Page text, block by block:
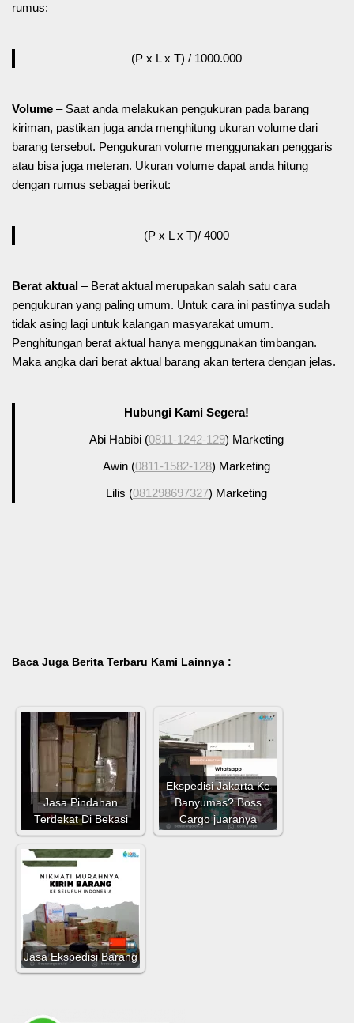
rumus:
(P x L x T) / 1000.000
Volume – Saat anda melakukan pengukuran pada barang
kiriman, pastikan juga anda menghitung ukuran volume dari
barang tersebut. Pengukuran volume menggunakan penggaris
atau bisa juga meteran. Ukuran volume dapat anda hitung
dengan rumus sebagai berikut:
(P x L x T)/ 4000
Berat aktual – Berat aktual merupakan salah satu cara
pengukuran yang paling umum. Untuk cara ini pastinya sudah
tidak asing lagi untuk kalangan masyarakat umum.
Penghitungan berat aktual hanya menggunakan timbangan.
Maka angka dari berat aktual barang akan tertera dengan jelas.
Hubungi Kami Segera!
Abi Habibi (0811-1242-129) Marketing
Awin (0811-1582-128) Marketing
Lilis (081298697327) Marketing
Baca Juga Berita Terbaru Kami Lainnya :
Jasa Pindahan
Terdekat Di Bekasi
Ekspedisi Jakarta Ke
Banyumas? Boss
Cargo juaranya
Jasa Ekspedisi Barang